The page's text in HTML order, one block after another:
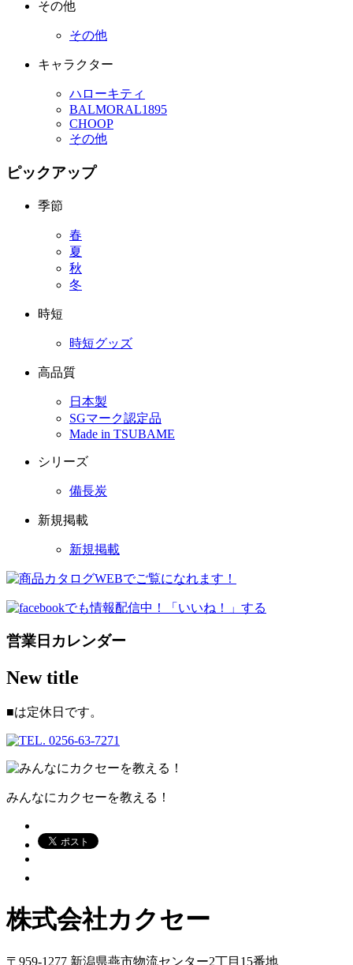
その他
その他
キャラクター
ハローキティ
BALMORAL1895
CHOOP
その他
ピックアップ
季節
春
夏
秋
冬
時短
時短グッズ
高品質
日本製
SGマーク認定品
Made in TSUBAME
シリーズ
備長炭
新規掲載
新規掲載
営業日カレンダー
New title
■は定休日です。
みんなにカクセーを教える！
株式会社カクセー
〒959-1277 新潟県燕市物流センター2丁目15番地